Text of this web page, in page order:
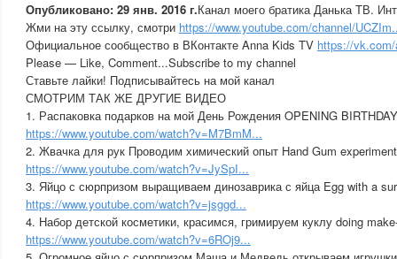
Опубликовано: 29 янв. 2016 г.Канал моего братика Данька ТВ.
Жми на эту ссылку, смотри https://www.youtube.com/channel/
Официальное сообщество в ВКонтакте Anna Kids TV https://
Please — Like, Comment...Subscribe to my channel
Ставьте лайки! Подписывайтесь на мой канал
СМОТРИМ ТАК ЖЕ ДРУГИЕ ВИДЕО
1. Распаковка подарков на мой День Рождения OPENING
https://www.youtube.com/watch?v=M7BmM...
2. Жвачка для рук Проводим химический опыт Hand Gum
https://www.youtube.com/watch?v=JySpI...
3. Яйцо с сюрпризом выращиваем динозаврика с яйца Egg with a
https://www.youtube.com/watch?v=jsggd...
4. Набор детской косметики, красимся, гримируем куклу doing
https://www.youtube.com/watch?v=6ROj9...